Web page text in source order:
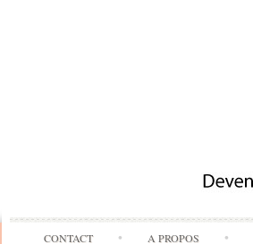
CONTACT A PROPOS